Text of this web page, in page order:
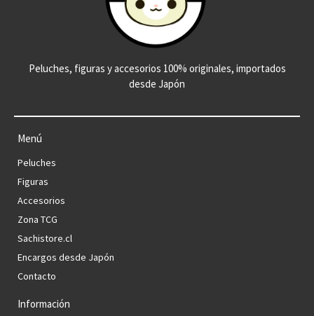
Peluches, figuras y accesorios 100% originales, importados
desde Japón
Menú
Peluches
Figuras
Accesorios
Zona TCG
Sachistore.cl
Encargos desde Japón
Contacto
Información